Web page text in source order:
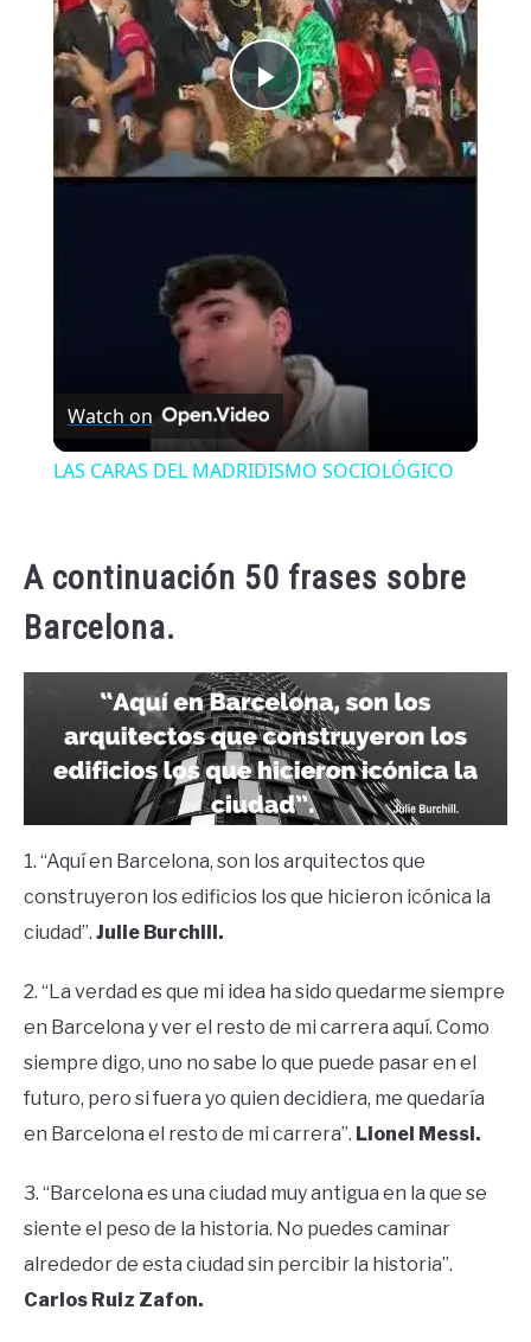
Play
Video
Watch on
LAS CARAS DEL MADRIDISMO SOCIOLÓGICO
A continuación 50 frases sobre
Barcelona.
1. “Aquí en Barcelona, ​​son los arquitectos que
construyeron los edificios los que hicieron icónica la
ciudad”. Julie Burchill.
2. “La verdad es que mi idea ha sido quedarme siempre
en Barcelona y ver el resto de mi carrera aquí. Como
siempre digo, uno no sabe lo que puede pasar en el
futuro, pero si fuera yo quien decidiera, me quedaría
en Barcelona el resto de mi carrera”. Lionel Messi.
3. “Barcelona es una ciudad muy antigua en la que se
siente el peso de la historia. No puedes caminar
alrededor de esta ciudad sin percibir la historia”.
Carlos Ruiz Zafon.